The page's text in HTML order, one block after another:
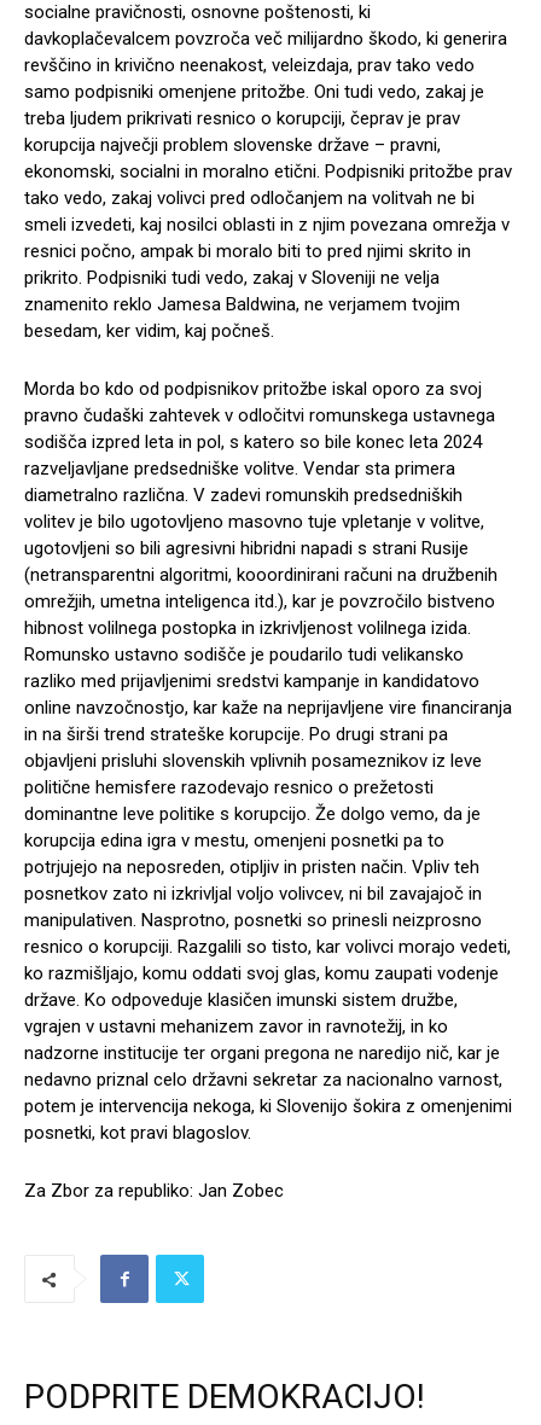
socialne pravičnosti, osnovne poštenosti, ki
davkoplačevalcem povzroča več milijardno škodo, ki generira
revščino in krivično neenakost, veleizdaja, prav tako vedo
samo podpisniki omenjene pritožbe. Oni tudi vedo, zakaj je
treba ljudem prikrivati resnico o korupciji, čeprav je prav
korupcija največji problem slovenske države – pravni,
ekonomski, socialni in moralno etični. Podpisniki pritožbe prav
tako vedo, zakaj volivci pred odločanjem na volitvah ne bi
smeli izvedeti, kaj nosilci oblasti in z njim povezana omrežja v
resnici počno, ampak bi moralo biti to pred njimi skrito in
prikrito. Podpisniki tudi vedo, zakaj v Sloveniji ne velja
znamenito reklo Jamesa Baldwina, ne verjamem tvojim
besedam, ker vidim, kaj počneš.
Morda bo kdo od podpisnikov pritožbe iskal oporo za svoj
pravno čudaški zahtevek v odločitvi romunskega ustavnega
sodišča izpred leta in pol, s katero so bile konec leta 2024
razveljavljane predsedniške volitve. Vendar sta primera
diametralno različna. V zadevi romunskih predsedniških
volitev je bilo ugotovljeno masovno tuje vpletanje v volitve,
ugotovljeni so bili agresivni hibridni napadi s strani Rusije
(netransparentni algoritmi, kooordinirani računi na družbenih
omrežjih, umetna inteligenca itd.), kar je povzročilo bistveno
hibnost volilnega postopka in izkrivljenost volilnega izida.
Romunsko ustavno sodišče je poudarilo tudi velikansko
razliko med prijavljenimi sredstvi kampanje in kandidatovo
online navzočnostjo, kar kaže na neprijavljene vire financiranja
in na širši trend strateške korupcije. Po drugi strani pa
objavljeni prisluhi slovenskih vplivnih posameznikov iz leve
politične hemisfere razodevajo resnico o prežetosti
dominantne leve politike s korupcijo. Že dolgo vemo, da je
korupcija edina igra v mestu, omenjeni posnetki pa to
potrjujejo na neposreden, otipljiv in pristen način. Vpliv teh
posnetkov zato ni izkrivljal voljo volivcev, ni bil zavajajoč in
manipulativen. Nasprotno, posnetki so prinesli neizprosno
resnico o korupciji. Razgalili so tisto, kar volivci morajo vedeti,
ko razmišljajo, komu oddati svoj glas, komu zaupati vodenje
države. Ko odpoveduje klasičen imunski sistem družbe,
vgrajen v ustavni mehanizem zavor in ravnotežij, in ko
nadzorne institucije ter organi pregona ne naredijo nič, kar je
nedavno priznal celo državni sekretar za nacionalno varnost,
potem je intervencija nekoga, ki Slovenijo šokira z omenjenimi
posnetki, kot pravi blagoslov.
Za Zbor za republiko: Jan Zobec
PODPRITE DEMOKRACIJO!